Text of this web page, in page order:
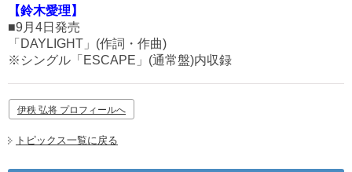
【鈴木愛理】
■9月4日発売
「DAYLIGHT」(作詞・作曲)
※シングル「ESCAPE」(通常盤)内収録
伊秩 弘将 プロフィールへ
トピックス一覧に戻る